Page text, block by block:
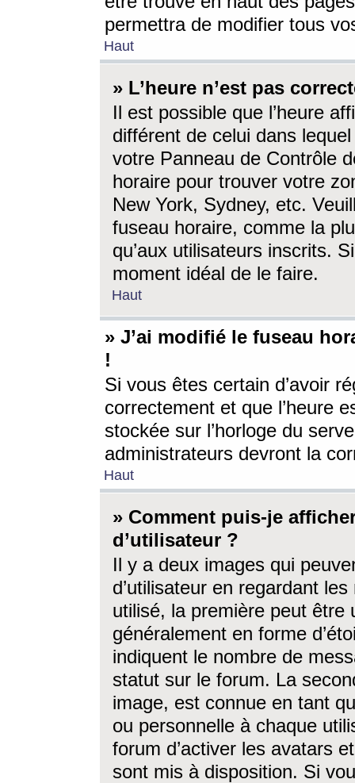
permettra de modifier tous
Haut
» L’heure n’est pas
Il est possible que l’heure
différent de celui dans
votre Panneau de Contrôle
horaire pour trouver votre
New York, Sydney, etc.
fuseau horaire, comme la
qu’aux utilisateurs inscrits.
moment idéal de le faire.
Haut
» J’ai modifié le fuseau
!
Si vous êtes certain d’avoir
correctement et que l’heure
stockée sur l’horloge du
administrateurs devront la
Haut
» Comment puis-je
d’utilisateur ?
Il y a deux images qui
d’utilisateur en regardant
utilisé, la première peut être
généralement en forme
indiquent le nombre de
statut sur le forum. La
image, est connue en tant
ou personnelle à chaque
forum d’activer les avatars
sont mis à disposition. Si